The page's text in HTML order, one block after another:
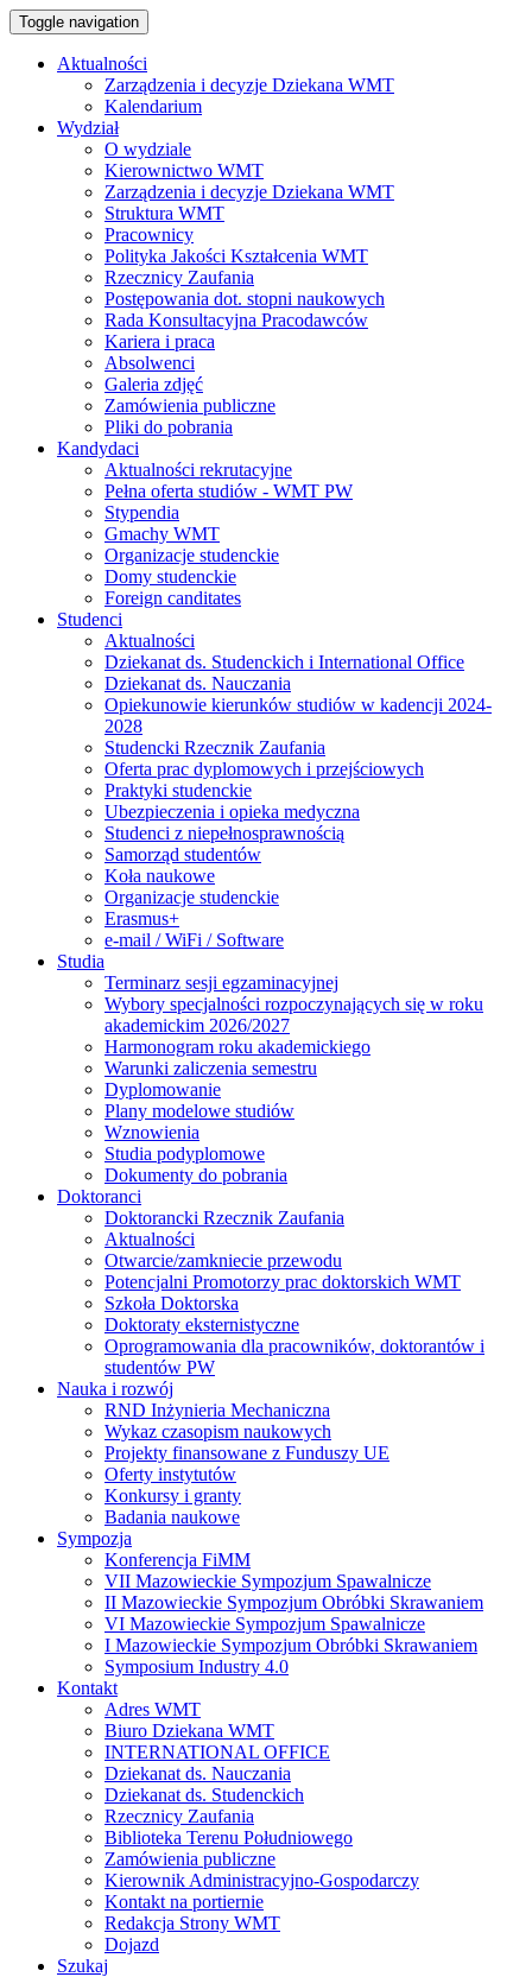
Toggle navigation
Aktualności
Zarządzenia i decyzje Dziekana WMT
Kalendarium
Wydział
O wydziale
Kierownictwo WMT
Zarządzenia i decyzje Dziekana WMT
Struktura WMT
Pracownicy
Polityka Jakości Kształcenia WMT
Rzecznicy Zaufania
Postępowania dot. stopni naukowych
Rada Konsultacyjna Pracodawców
Kariera i praca
Absolwenci
Galeria zdjęć
Zamówienia publiczne
Pliki do pobrania
Kandydaci
Aktualności rekrutacyjne
Pełna oferta studiów - WMT PW
Stypendia
Gmachy WMT
Organizacje studenckie
Domy studenckie
Foreign canditates
Studenci
Aktualności
Dziekanat ds. Studenckich i International Office
Dziekanat ds. Nauczania
Opiekunowie kierunków studiów w kadencji 2024-
2028
Studencki Rzecznik Zaufania
Oferta prac dyplomowych i przejściowych
Praktyki studenckie
Ubezpieczenia i opieka medyczna
Studenci z niepełnosprawnością
Samorząd studentów
Koła naukowe
Organizacje studenckie
Erasmus+
e-mail / WiFi / Software
Studia
Terminarz sesji egzaminacyjnej
Wybory specjalności rozpoczynających się w roku
akademickim 2026/2027
Harmonogram roku akademickiego
Warunki zaliczenia semestru
Dyplomowanie
Plany modelowe studiów
Wznowienia
Studia podyplomowe
Dokumenty do pobrania
Doktoranci
Doktorancki Rzecznik Zaufania
Aktualności
Otwarcie/zamkniecie przewodu
Potencjalni Promotorzy prac doktorskich WMT
Szkoła Doktorska
Doktoraty eksternistyczne
Oprogramowania dla pracowników, doktorantów i
studentów PW
Nauka i rozwój
RND Inżynieria Mechaniczna
Wykaz czasopism naukowych
Projekty finansowane z Funduszy UE
Oferty instytutów
Konkursy i granty
Badania naukowe
Sympozja
Konferencja FiMM
VII Mazowieckie Sympozjum Spawalnicze
II Mazowieckie Sympozjum Obróbki Skrawaniem
VI Mazowieckie Sympozjum Spawalnicze
I Mazowieckie Sympozjum Obróbki Skrawaniem
Symposium Industry 4.0
Kontakt
Adres WMT
Biuro Dziekana WMT
INTERNATIONAL OFFICE
Dziekanat ds. Nauczania
Dziekanat ds. Studenckich
Rzecznicy Zaufania
Biblioteka Terenu Południowego
Zamówienia publiczne
Kierownik Administracyjno-Gospodarczy
Kontakt na portiernie
Redakcja Strony WMT
Dojazd
Szukaj